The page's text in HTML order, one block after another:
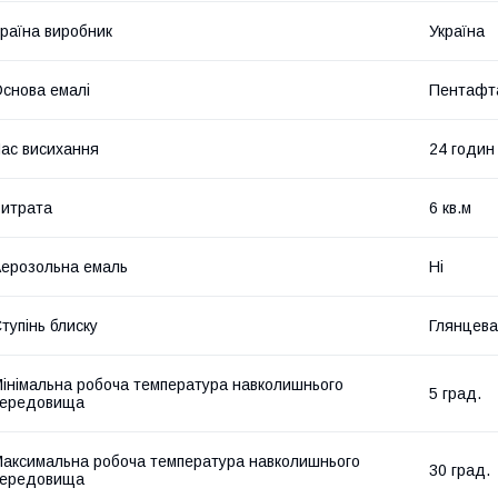
виробник Україна
емалі
висихання 24 годин
6 кв.м
емаль Ні
блиску Глянцева
робоча температура навколишнього
5 град.
робоча температура навколишнього
30 град.